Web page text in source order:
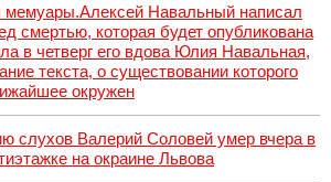
мемуары.Алексей Навальный написал
смертью, которая будет опубликована
в четверг его вдова Юлия Навальная,
текста, о существовании которого
окружен
слухов Валерий Соловей умер вчера в
на окраине Львова